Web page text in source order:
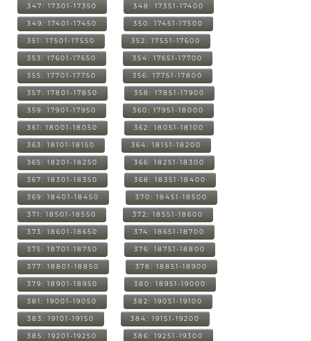
347: 17301-17350 348: 17351-17400
349: 17401-17450 350: 17451-17500
351: 17501-17550 352: 17551-17600
353: 17601-17650 354: 17651-17700
355: 17701-17750 356: 17751-17800
357: 17801-17850 358: 17851-17900
359: 17901-17950 360: 17951-18000
361: 18001-18050 362: 18051-18100
363: 18101-18150 364: 18151-18200
365: 18201-18250 366: 18251-18300
367: 18301-18350 368: 18351-18400
369: 18401-18450 370: 18451-18500
371: 18501-18550 372: 18551-18600
373: 18601-18650 374: 18651-18700
375: 18701-18750 376: 18751-18800
377: 18801-18850 378: 18851-18900
379: 18901-18950 380: 18951-19000
381: 19001-19050 382: 19051-19100
383: 19101-19150 384: 19151-19200
385: 19201-19250 386: 19251-19300